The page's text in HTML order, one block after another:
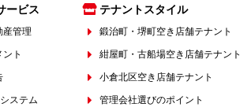
ービス
産管理
ト
ステム
テナントスタイル
鍛治町・堺町空き店舗テナント
紺屋町・古船場空き店舗テナン
小倉北区空き店舗テナント
管理会社選びのポイント